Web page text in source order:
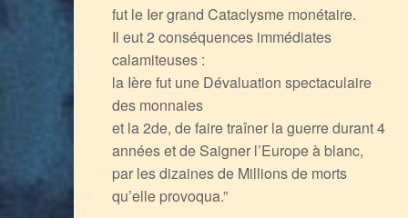
fut le Ier grand Cataclysme monétaire.
Il eut 2 conséquences immédiates
calamiteuses :
la Ière fut une Dévaluation spectaculaire
des monnaies
et la 2de, de faire traîner la guerre durant 4
années et de Saigner l’Europe à blanc,
par les dizaines de Millions de morts
qu’elle provoqua.”